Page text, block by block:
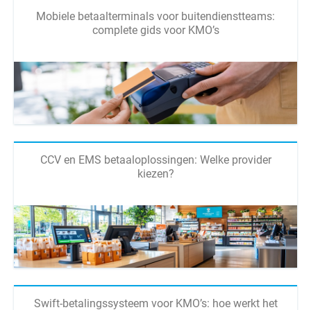
Mobiele betaalterminals voor buitendienstteams:
complete gids voor KMO’s
CCV en EMS betaaloplossingen: Welke provider
kiezen?
Swift-betalingssysteem voor KMO’s: hoe werkt het